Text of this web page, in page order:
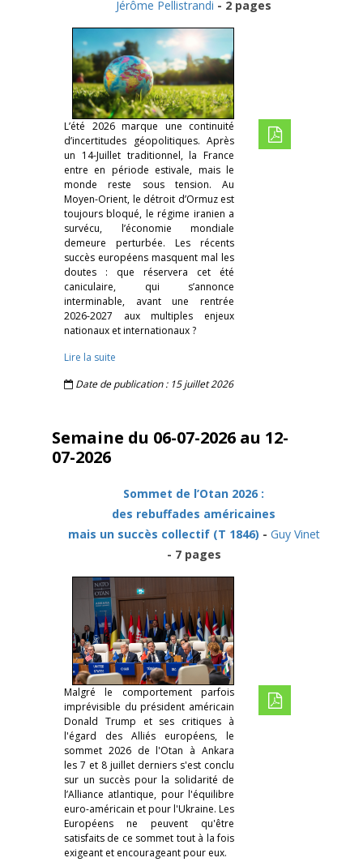
Jérôme Pellistrandi - 2 pages
L’été 2026 marque une continuité
d’incertitudes géopolitiques. Après
un 14-Juillet traditionnel, la France
entre en période estivale, mais le
monde reste sous tension. Au
Moyen-Orient, le détroit d’Ormuz est
toujours bloqué, le régime iranien a
survécu, l’économie mondiale
demeure perturbée. Les récents
succès européens masquent mal les
doutes : que réservera cet été
caniculaire, qui s’annonce
interminable, avant une rentrée
2026-2027 aux multiples enjeux
nationaux et internationaux ?
Lire la suite
Date de publication : 15 juillet 2026
Semaine du 06-07-2026 au 12-
07-2026
Sommet de l’Otan 2026 :
des rebuffades américaines
mais un succès collectif (T 1846) - Guy Vinet
- 7 pages
Malgré le comportement parfois
imprévisible du président américain
Donald Trump et ses critiques à
l'égard des Alliés européens, le
sommet 2026 de l'Otan à Ankara
les 7 et 8 juillet derniers s'est conclu
sur un succès pour la solidarité de
l’Alliance atlantique, pour l'équilibre
euro-américain et pour l'Ukraine. Les
Européens ne peuvent qu'être
satisfaits de ce sommet tout à la fois
exigeant et encourageant pour eux.